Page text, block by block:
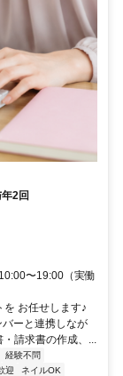
2回
〜19:00（実働
お任せします♪
ーと連携しなが
請求書の作成、...
経験不問
迎
ネイルOK